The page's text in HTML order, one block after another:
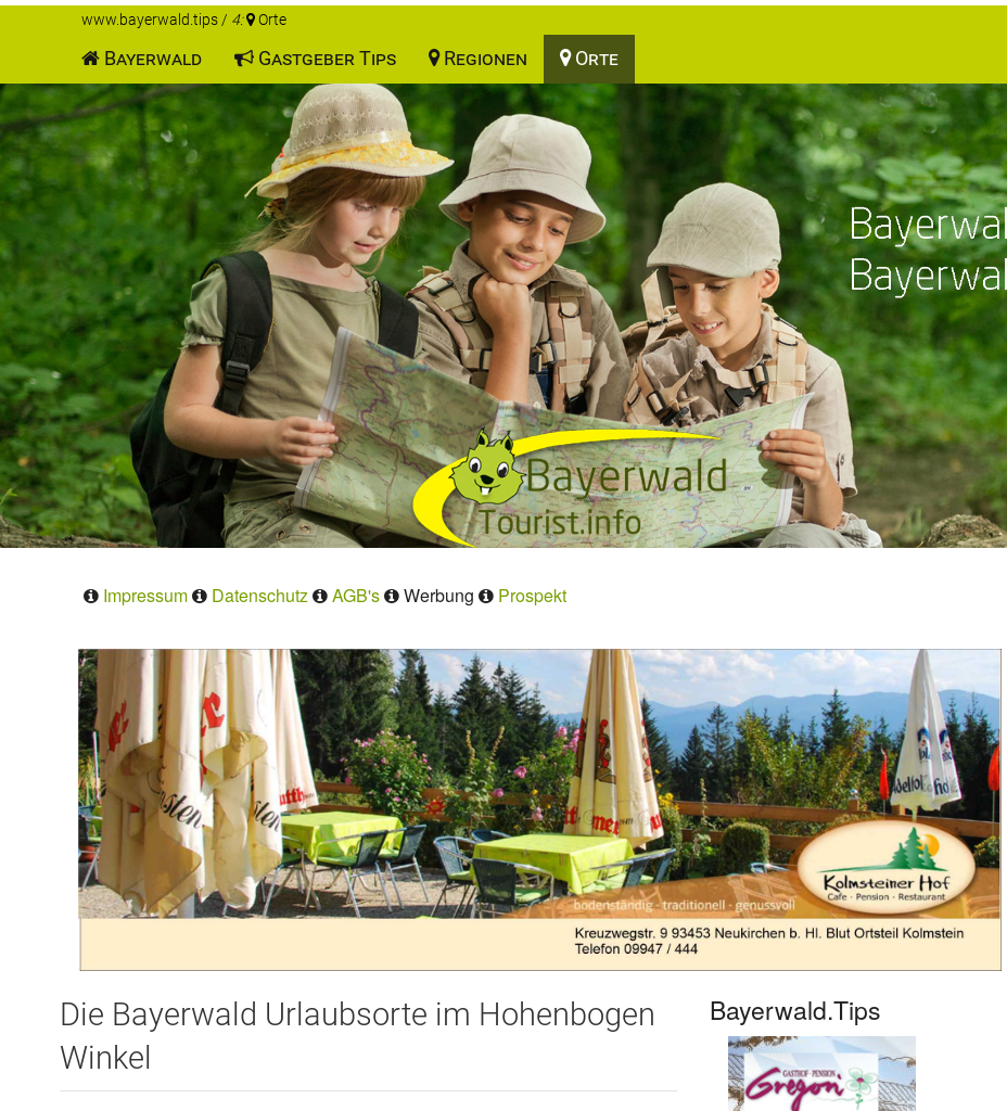
www.bayerwald.tips/ 4: Orte
Bayerwald Gastgeber Tips Regionen Orte
Impressum Datenschutz AGB's Werbung Prospekt
Die Bayerwald Urlaubsorte im Hohenbogen
Winkel
Bayerwald.Tips